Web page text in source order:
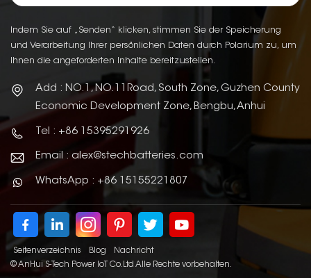
Indem Sie auf „Senden“ klicken, stimmen Sie der Speicherung
und Verarbeitung Ihrer persönlichen Daten durch Polarium zu, um
Ihnen die angeforderten Inhalte bereitzustellen.
Add : NO.1, NO.11Road, South Zone, Guzhen County
Economic Development Zone, Bengbu, Anhui
Tel : +86 15395291926
Email : alex@stechbatteries.com
WhatsApp : +86 15155221807
Seitenverzeichnis Blog
Nachricht
© AnHui S-Tech Power IoT Co.Ltd Alle Rechte vorbehalten.